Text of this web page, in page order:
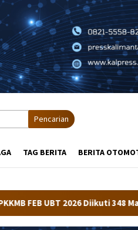
Pencarian
TAG BERITA BERITA
Mahasiswa, Dirangkaikan